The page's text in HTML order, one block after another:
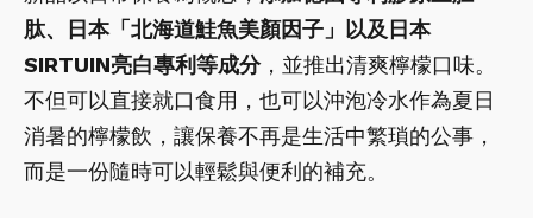
肽、日本「北海道鮭魚美顏因子」以及日本
SIRTUIN亮白專利等成分，並推出清爽檸檬口味。
不但可以直接就口食用，也可以沖泡冷水作為夏日
消暑的檸檬飲，讓保養不再是生活中繁瑣的公事，
而是一份隨時可以輕鬆與便利的補充。